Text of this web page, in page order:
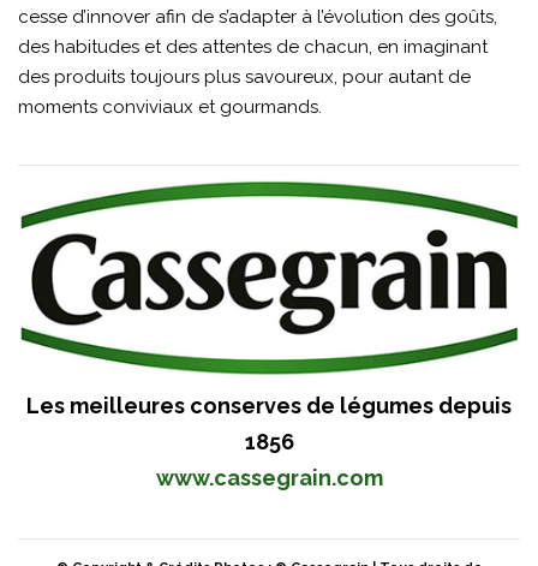
cesse d’innover afin de s’adapter à l’évolution des goûts,
des habitudes et des attentes de chacun, en imaginant
des produits toujours plus savoureux, pour autant de
moments conviviaux et gourmands.
Les meilleures conserves de légumes depuis
1856
www.cassegrain.com